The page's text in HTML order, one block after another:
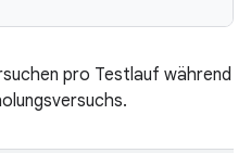
pro Testlauf während